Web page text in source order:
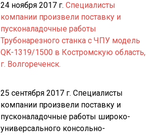
24 ноября 2017 г. Специалисты
компании произвели поставку и
пусконаладочные работы
Трубонарезного станка с ЧПУ модель
QK-1319/1500 в Костромскую область,
г. Волгореченск.
25 сентября 2017 г. Специалисты
компании произвели поставку и
пусконаладочные работы широко-
универсального консольно-